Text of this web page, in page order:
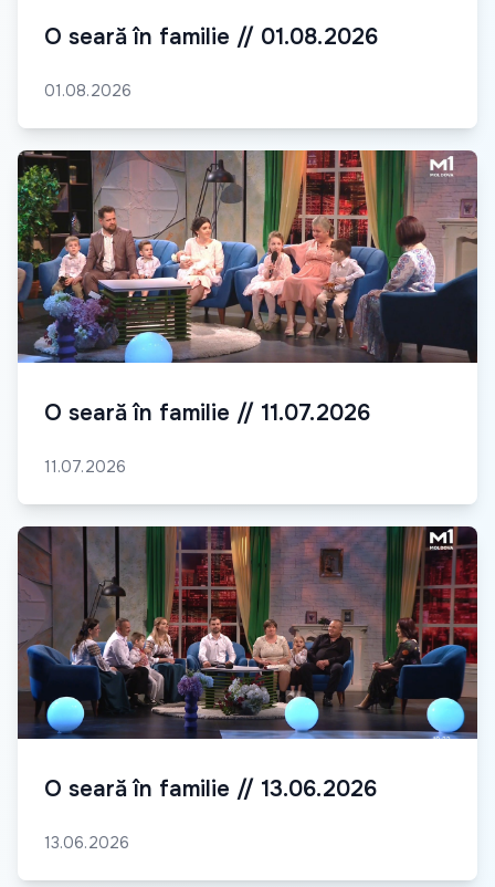
O seară în familie // 01.08.2026
01.08.2026
O seară în familie // 11.07.2026
11.07.2026
O seară în familie // 13.06.2026
13.06.2026